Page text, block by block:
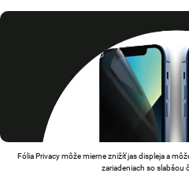
Fólia Privacy môže mierne znižíť jas displeja a
zariadeniach so slabšou